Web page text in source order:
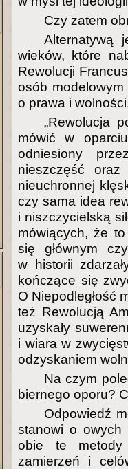
Czy zatem
Alternatywą
wieków, które
Rewolucji
osób
o prawa i
„Rewolucja
mówić w
odniesiony
nieszczęść oraz
nieuchronnej
czy sama idea
i niszczycielską
mówiących, że
się głównym
w historii
kończące się
O Niepodległość
też Rewolucją
uzyskały
i wiara w
odzyskaniem
Na czym
biernego oporu?
Odpowiedź
stanowi o owych
obie te metody
zamierzeń i